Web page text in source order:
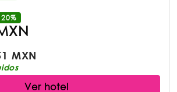
20%
MXN
Ver hotel